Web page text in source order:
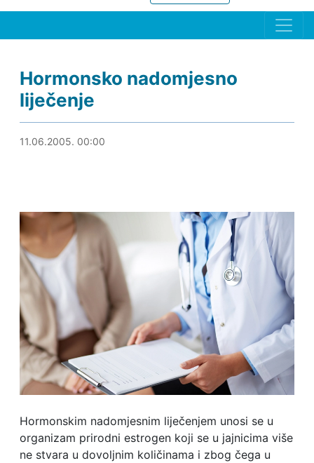
Hormonsko nadomjesno
liječenje
21.08.2019. 00:10
11.06.2005. 00:00
Hormonskim nadomjesnim liječenjem unosi se u
organizam prirodni estrogen koji se u jajnicima više
ne stvara u dovoljnim količinama i zbog čega u